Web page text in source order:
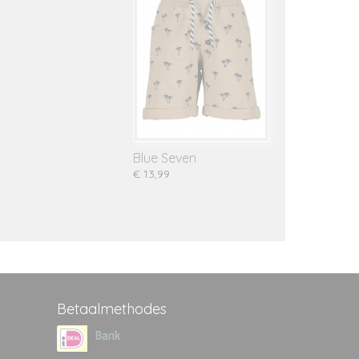
Blue Seven
€ 13,99
Betaalmethodes